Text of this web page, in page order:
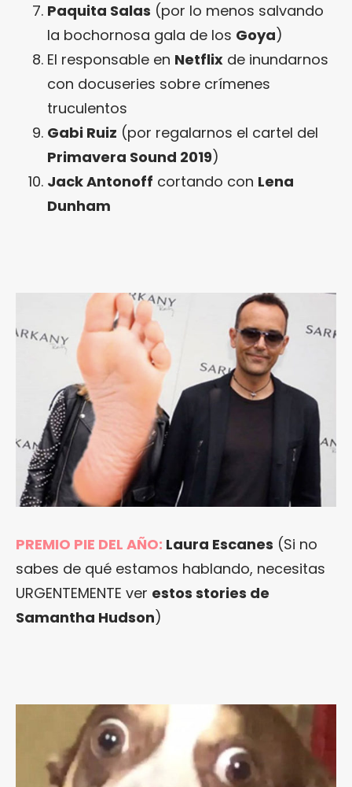
Paquita Salas (por lo menos salvando
la bochornosa gala de los Goya)
El responsable en Netflix de inundarnos
con docuseries sobre crímenes
truculentos
Gabi Ruiz (por regalarnos el cartel del
Primavera Sound 2019)
Jack Antonoff cortando con Lena
Dunham
PREMIO PIE DEL AÑO: Laura Escanes (Si no
sabes de qué estamos hablando, necesitas
URGENTEMENTE ver estos stories de
Samantha Hudson)